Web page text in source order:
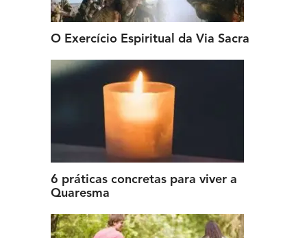
O Exercício Espiritual da Via Sacra
6 práticas concretas para viver a
Quaresma